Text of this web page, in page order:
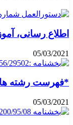
اطلاع رسانی،
05/03/2021
*فهرست رشته
05/03/2021